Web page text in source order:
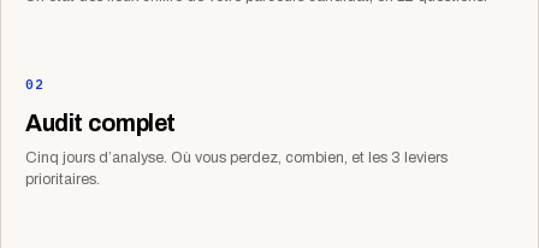
02
Audit complet
Cinq jours d’analyse. Où vous perdez, combien, et les 3 leviers
prioritaires.